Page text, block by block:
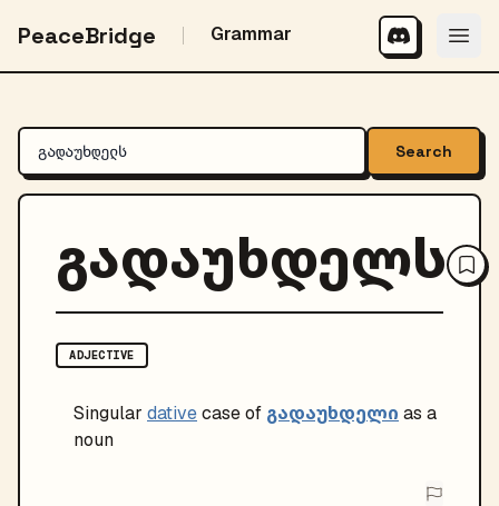
PeaceBridge Grammar
Search
გადაუხდელს
ADJECTIVE
Singular dativecase of გადაუხდელი as a
noun